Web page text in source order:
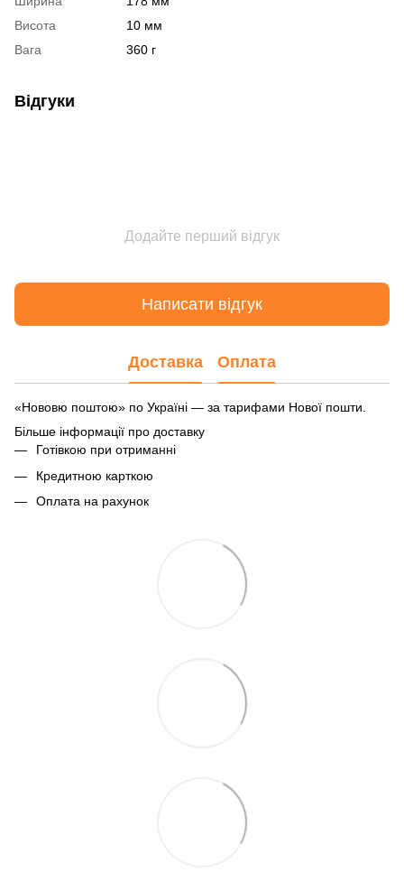
Висота
10 мм
Вага
360 г
Відгуки
Додайте перший відгук
Написати відгук
Доставка Оплата
«Нововю поштою» по Україні — за тарифами Нової пошти.
Більше інформації про доставку
Готівкою при отриманні
Кредитною карткою
Оплата на рахунок